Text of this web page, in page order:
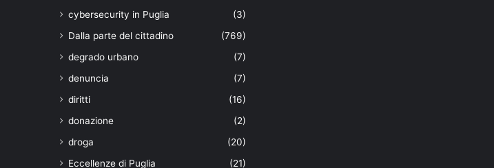
cybersecurity in Puglia
(3)
Dalla parte del cittadino
(769)
degrado urbano
(7)
denuncia
(7)
diritti
(16)
donazione
(2)
droga
(20)
Eccellenze di Puglia
(21)